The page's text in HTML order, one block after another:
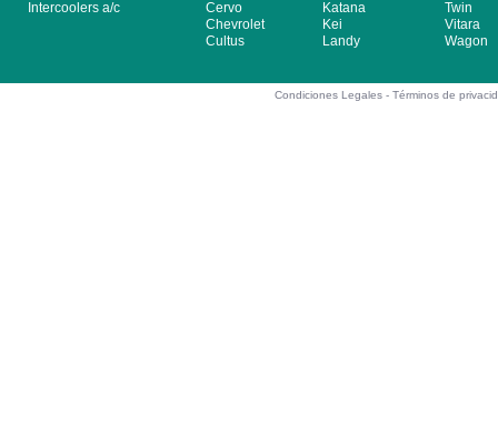
Intercoolers a/c
Cervo
Chevrolet
Cultus
Katana
Kei
Landy
Twin
Vitara
Wagon
Condiciones Legales -Términos de